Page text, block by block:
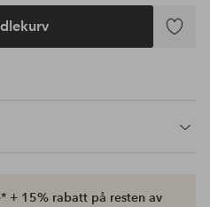
Legg
+ 15% rabatt på resten av